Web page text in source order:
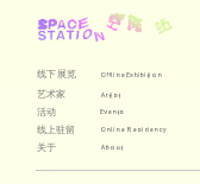
线上驻留
About
艺术家
关于
活动
线下展览 Offline Exhibition
Artist
Events
Online Residency